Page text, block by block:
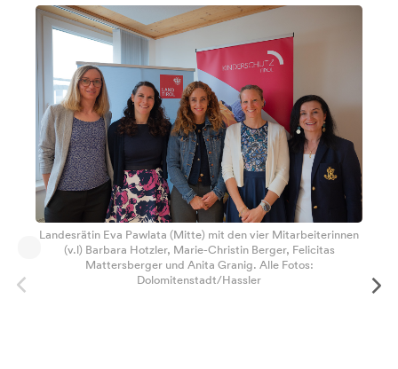
Landesrätin Eva Pawlata (Mitte) mit den vier Mitarbeiterinnen
(v.l) Barbara Hotzler, Marie-Christin Berger, Felicitas
Mattersberger und Anita Granig. Alle Fotos:
Dolomitenstadt/Hassler